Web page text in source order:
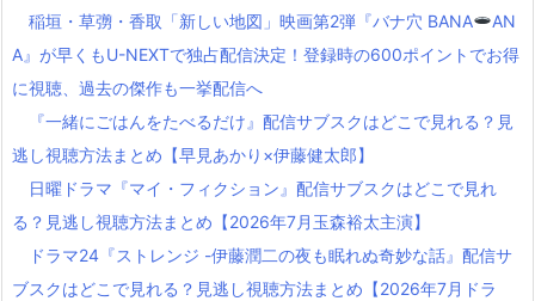
稲垣・草彅・香取「新しい地図」映画第2弾『バナ穴 BANA
AN
A』が早くもU-NEXTで独占配信決定！登録時の600ポイントでお得
に視聴、過去の傑作も一挙配信へ
『一緒にごはんをたべるだけ』配信サブスクはどこで見れる？見
逃し視聴方法まとめ【早見あかり×伊藤健太郎】
日曜ドラマ『マイ・フィクション』配信サブスクはどこで見れ
る？見逃し視聴方法まとめ【2026年7月玉森裕太主演】
ドラマ24『ストレンジ -伊藤潤二の夜も眠れぬ奇妙な話』配信サ
ブスクはどこで見れる？見逃し視聴方法まとめ【2026年7月ドラ